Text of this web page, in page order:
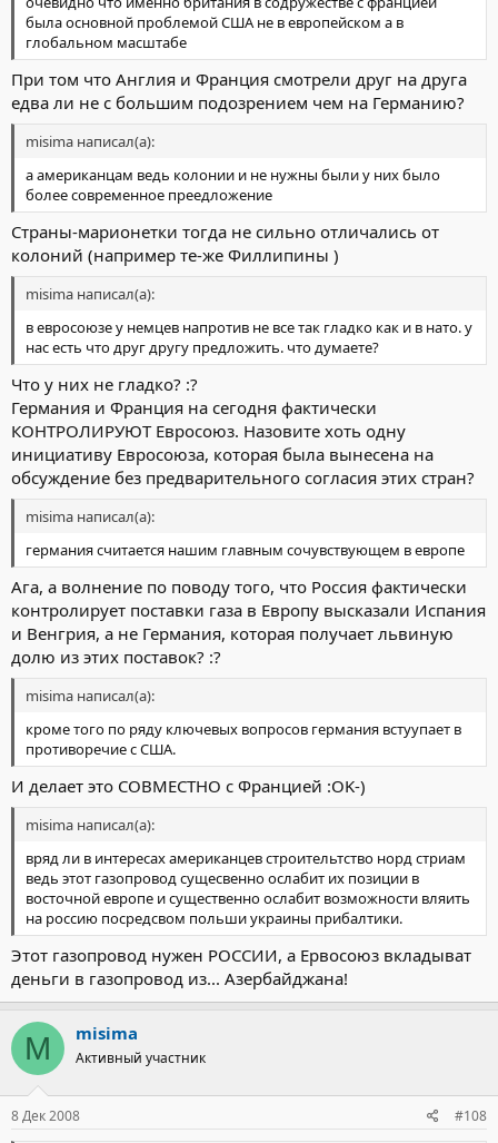
была основной проблемой США не в европейском а в
глобальном масштабе
При том что Англия и Франция смотрели друг на друга
едва ли не с большим подозрением чем на Германию?
misima написал(а):
а американцам ведь колонии и не нужны были у них было
более современное преедложение
Страны-марионетки тогда не сильно отличались от
колоний (например те-же Филлипины )
misima написал(а):
в евросоюзе у немцев напротив не все так гладко как и в нато. у
нас есть что друг другу предложить. что думаете?
Что у них не гладко? :?
Германия и Франция на сегодня фактически
КОНТРОЛИРУЮТ Евросоюз. Назовите хоть одну
инициативу Евросоюза, которая была вынесена на
обсуждение без предварительного согласия этих стран?
misima написал(а):
германия считается нашим главным сочувствующем в европе
Ага, а волнение по поводу того, что Россия фактически
контролирует поставки газа в Европу высказали Испания
и Венгрия, а не Германия, которая получает львиную
долю из этих поставок? :?
misima написал(а):
кроме того по ряду ключевых вопросов германия встуупает в
противоречие с США.
И делает это СОВМЕСТНО с Францией :OK-)
misima написал(а):
вряд ли в интересах американцев строительтство норд стриам
ведь этот газопровод сущесвенно ослабит их позиции в
восточной европе и существенно ослабит возможности вляить
на россию посредсвом польши украины прибалтики.
Этот газопровод нужен РОССИИ, а Ервосоюз вкладыват
деньги в газопровод из... Азербайджана!
M misima
Активный участник
8 Дек 2008 #108